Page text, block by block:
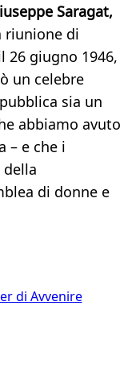
Saragat,
riunione di
26 giugno 1946,
un celebre
sia un
abbiamo avuto
– e che i
di donne e
di Avvenire